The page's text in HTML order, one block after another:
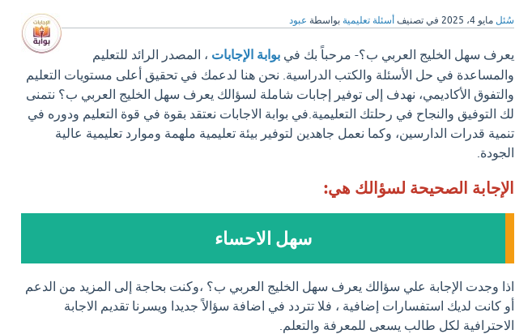
سُئل مايو 4، 2025 في تصنيف أسئلة تعليمية بواسطة عبود
يعرف سهل الخليج العربي ب؟- مرحباً بك في بوابة الإجابات ، المصدر الرائد للتعليم
والمساعدة في حل الأسئلة والكتب الدراسية. نحن هنا لدعمك في تحقيق أعلى مستويات التعليم
والتفوق الأكاديمي، نهدف إلى توفير إجابات شاملة لسؤالك يعرف سهل الخليج العربي ب؟ نتمنى
لك التوفيق والنجاح في رحلتك التعليمية.في بوابة الاجابات نعتقد بقوة في قوة التعليم ودوره في
تنمية قدرات الدارسين، وكما نعمل جاهدين لتوفير بيئة تعليمية ملهمة وموارد تعليمية عالية
الجودة.
الإجابة الصحيحة لسؤالك هي:
سهل الاحساء
اذا وجدت الإجابة علي سؤالك يعرف سهل الخليج العربي ب؟ ،وكنت بحاجة إلى المزيد من الدعم
أو كانت لديك استفسارات إضافية ، فلا تتردد في اضافة سؤالاً جديدا ويسرنا تقديم الاجابة
الاحترافية لكل طالب يسعى للمعرفة والتعلم.